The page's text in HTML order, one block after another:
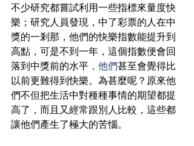
不少研究都嘗試利用一些指標來量度快
樂；研究人員發現，中了彩票的人在中
獎的一剎那，他們的快樂指數能提升到
高點，可是不到一年，這個指數便會回
落到中獎前的水平 ，他們甚至會覺得比
以前更難得到快樂。為甚麼呢？原來他
們不但把生活中對種種事情的期望都提
高了，而且又經常跟別人比較，這些都
讓他們產生了極大的苦惱。